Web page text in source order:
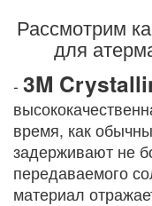
Рассмотрим
для
- 3M
время, как
задерживают не
передаваемого
материал